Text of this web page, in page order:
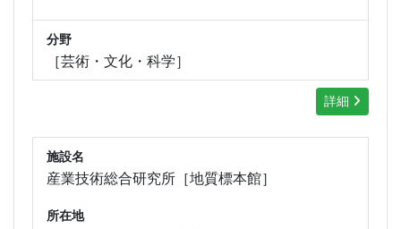
分野
［芸術・文化・科学］
詳細
施設名
産業技術総合研究所［地質標本館］
所在地